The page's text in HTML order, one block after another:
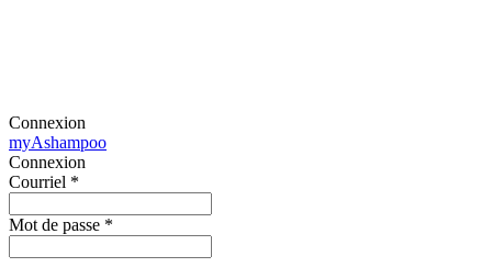
Connexion
myAshampoo
Connexion
Courriel *
Mot de passe *